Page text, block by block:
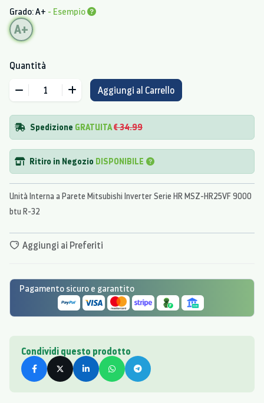
Grado: A+ - Esempio
A+
Quantità
Aggiungi al Carrello
Spedizione GRATUITA€ 34.99
Ritiro in Negozio DISPONIBILE
Unità Interna a Parete Mitsubishi Inverter Serie HR MSZ-HR25VF 9000
btu R-32
Aggiungi ai Preferiti
Pagamento sicuro e garantito
Condividi questo prodotto